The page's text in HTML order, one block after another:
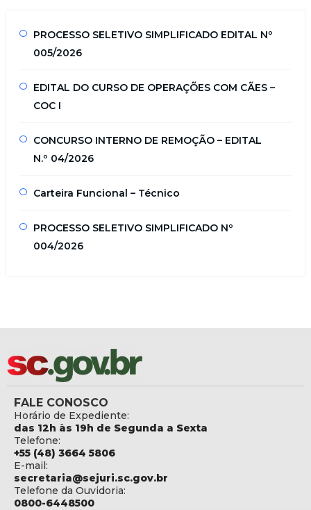
PROCESSO SELETIVO SIMPLIFICADO EDITAL Nº
005/2026
EDITAL DO CURSO DE OPERAÇÕES COM CÃES –
COC I
CONCURSO INTERNO DE REMOÇÃO – EDITAL
N.º 04/2026
Carteira Funcional – Técnico
PROCESSO SELETIVO SIMPLIFICADO Nº
004/2026
FALE CONOSCO
Horário de Expediente:
das 12h às 19h de Segunda a Sexta
Telefone:
+55 (48) 3664 5806
E-mail:
secretaria@sejuri.sc.gov.br
Telefone da Ouvidoria:
0800-6448500